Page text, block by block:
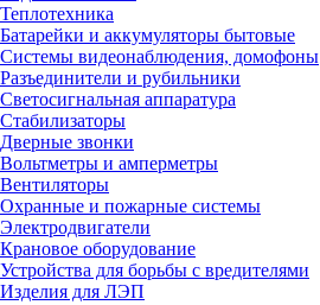
Теплотехника
Батарейки и аккумуляторы бытовые
Системы видеонаблюдения, домофоны
Разъединители и рубильники
Светосигнальная аппаратура
Стабилизаторы
Дверные звонки
Вольтметры и амперметры
Вентиляторы
Охранные и пожарные системы
Электродвигатели
Крановое оборудование
Устройства для борьбы с вредителями
Изделия для ЛЭП